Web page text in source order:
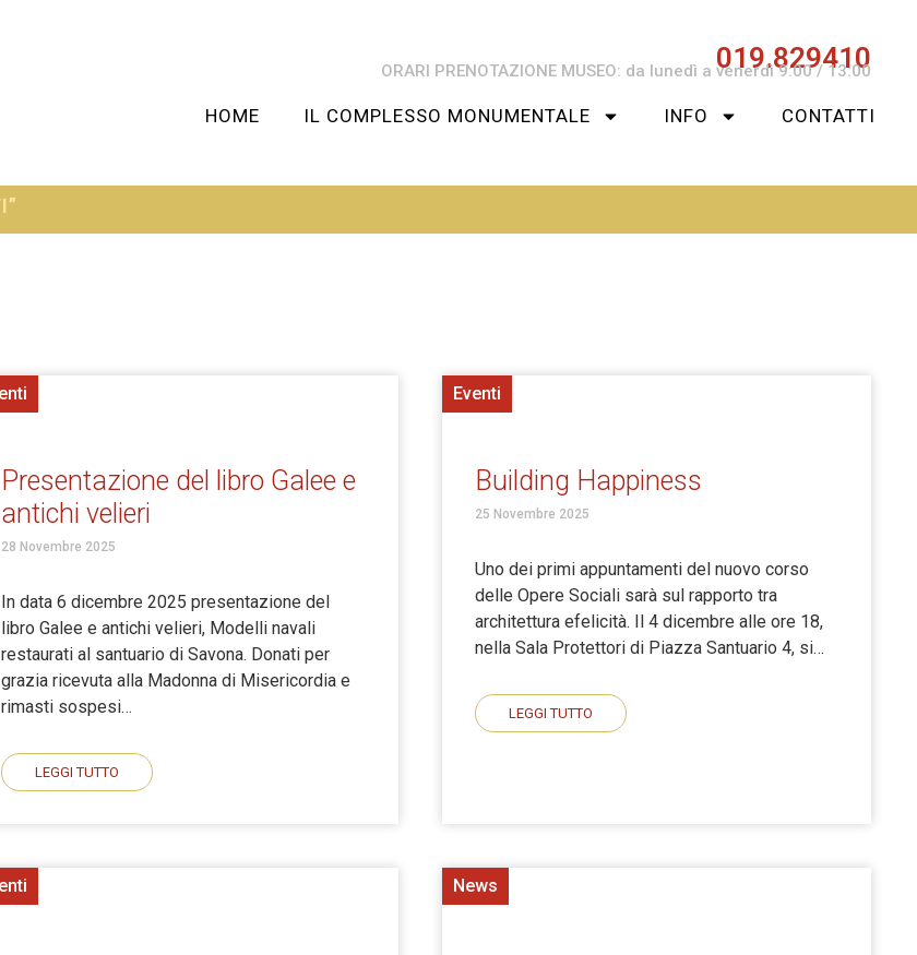
019.829410
ORARI PRENOTAZIONE MUSEO: da lunedì a venerdì 9:00 / 13:00
HOME IL COMPLESSO MONUMENTALE INFO CONTATTI
Presentazione del libro Galee e
antichi velieri
28 Novembre 2025
In data 6 dicembre 2025 presentazione del
libro Galee e antichi velieri, Modelli navali
restaurati al santuario di Savona. Donati per
grazia ricevuta alla Madonna di Misericordia e
rimasti sospesi…
LEGGI TUTTO
Eventi
Building Happiness
25 Novembre 2025
Uno dei primi appuntamenti del nuovo corso
delle Opere Sociali sarà sul rapporto tra
architettura efelicità. Il 4 dicembre alle ore 18,
nella Sala Protettori di Piazza Santuario 4, si…
LEGGI TUTTO
News